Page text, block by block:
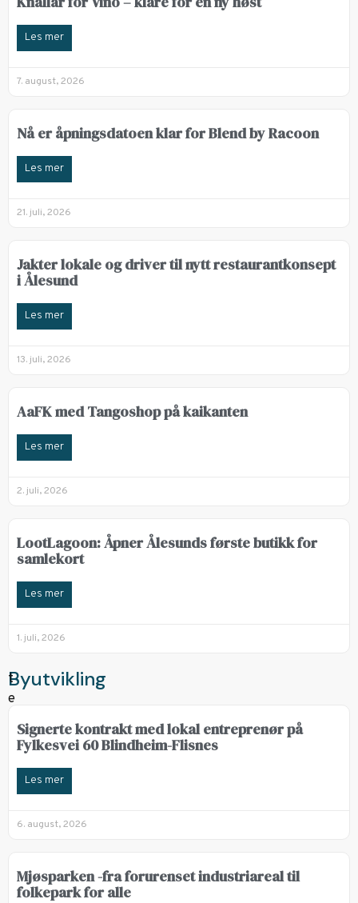
Les mer
7. august, 2026
Nå er åpningsdatoen klar for Blend by Racoon
Les mer
21. juli, 2026
Jakter lokale og driver til nytt restaurantkonsept
i Ålesund
Les mer
13. juli, 2026
AaFK med Tangoshop på kaikanten
Les mer
2. juli, 2026
LootLagoon: Åpner Ålesunds første butikk for
samlekort
Les mer
1. juli, 2026
Byutvikling
Signerte kontrakt med lokal entreprenør på
Fylkesvei 60 Blindheim-Flisnes
Les mer
6. august, 2026
Mjøsparken -fra forurenset industriareal til
folkepark for alle